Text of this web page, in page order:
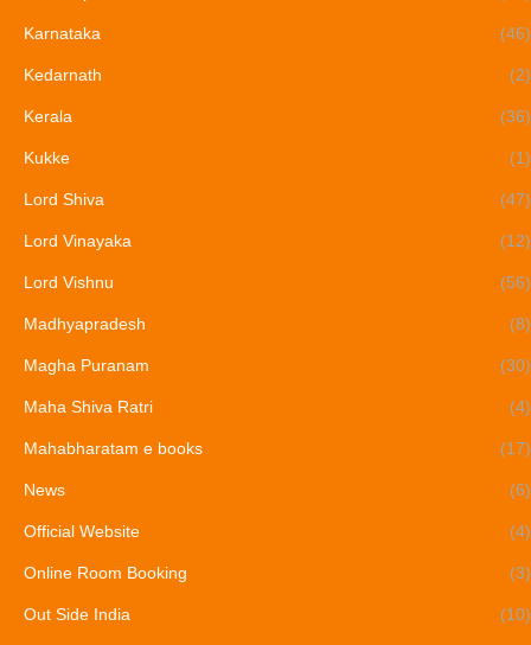
Karnataka (46)
Kedarnath (2)
Kerala (36)
Kukke (1)
Lord Shiva (47)
Lord Vinayaka (12)
Lord Vishnu (56)
Madhyapradesh (8)
Magha Puranam (30)
Maha Shiva Ratri (4)
Mahabharatam e books (17)
News (6)
Official Website (4)
Online Room Booking (3)
Out Side India (10)